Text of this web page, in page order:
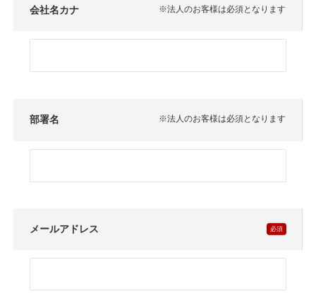
会社名カナ ※法人のお客様は必須となります
部署名 ※法人のお客様は必須となります
メールアドレス